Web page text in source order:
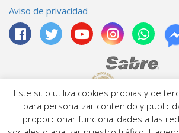
Aviso de privacidad
Licencia: 04200670149
Número de RNT:
Este sitio utiliza cookies propias y de
para personalizar contenido y
proporcionar funcionalidades a las